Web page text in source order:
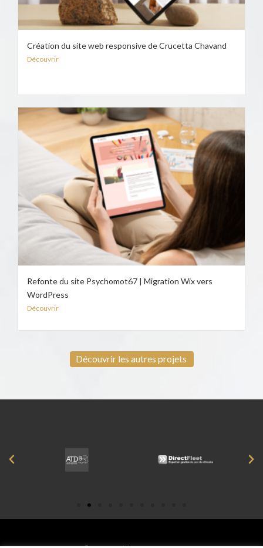
Création du site web responsive de Crucetta Chavand
Découvrir
Refonte du site Psychomot67 | Migration Wix vers
WordPress
Découvrir
Découvrir les autres projets